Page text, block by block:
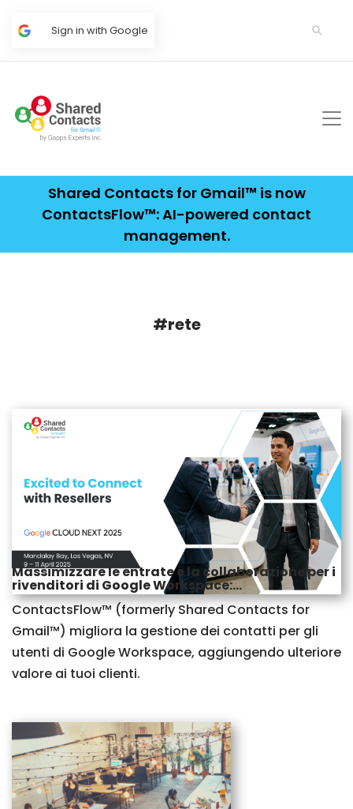
Sign in with Google
Shared Contacts for Gmail™ is now
ContactsFlow™: AI-powered contact
management.
#rete
Massimizzare le entrate e la collaborazione per i
rivenditori di Google Workspace:...
ContactsFlow™ (formerly Shared Contacts for
Gmail™) migliora la gestione dei contatti per gli
utenti di Google Workspace, aggiungendo ulteriore
valore ai tuoi clienti.